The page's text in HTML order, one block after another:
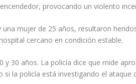
provocando un violento
mujer de 25 años, resultaron
cercano en condición estable.
30 años. La policía dice que mide
la policía está investigando el ataque